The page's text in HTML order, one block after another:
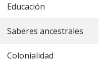
Educación
Saberes ancestrales
Colonialidad